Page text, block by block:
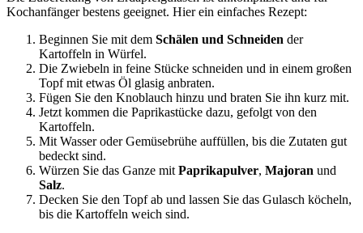
Kochanfänger bestens geeignet. Hier ein einfaches Rezept:
Beginnen Sie mit dem Schälen und Schneiden der
Kartoffeln in Würfel.
Die Zwiebeln in feine Stücke schneiden und in einem großen
Topf mit etwas Öl glasig anbraten.
Fügen Sie den Knoblauch hinzu und braten Sie ihn kurz mit.
Jetzt kommen die Paprikastücke dazu, gefolgt von den
Kartoffeln.
Mit Wasser oder Gemüsebrühe auffüllen, bis die Zutaten gut
bedeckt sind.
Würzen Sie das Ganze mit Paprikapulver, Majoran und
Salz.
Decken Sie den Topf ab und lassen Sie das Gulasch köcheln,
bis die Kartoffeln weich sind.